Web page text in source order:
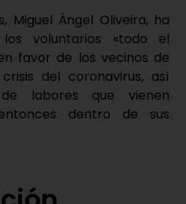
Miguel Ángel Oliveira, ha
voluntarios «todo el
favor de los vecinos de
del coronavirus, así
labores que vienen
dentro de sus